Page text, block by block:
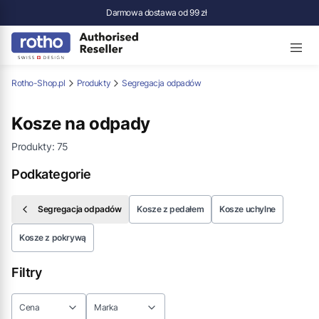
Darmowa dostawa od 99 zł
Rotho-Shop.pl Produkty Segregacja odpadów
Kosze na odpady
Produkty: 75
Podkategorie
Segregacja odpadów Kosze z pedałem Kosze uchylne
Kosze z pokrywą
Filtry
Cena Marka